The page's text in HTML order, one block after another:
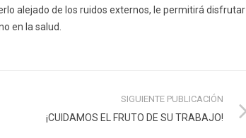
alejado de los ruidos externos, le permitirá disfrutar
en la salud.
SIGUIENTE PUBLICACIÓN
¡CUIDAMOS EL FRUTO DE SU TRABAJO!